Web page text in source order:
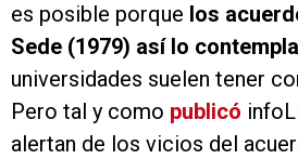
es posible porque los
Sede (1979) así lo
universidades suelen tener
Pero tal y como publicó
alertan de los vicios del